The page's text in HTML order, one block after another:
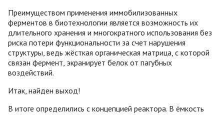
Преимуществом применения иммобилизованных
ферментов в биотехнологии является возможность их
длительного хранения и многократного использования без
риска потери функциональности за счет нарушения
структуры, ведь жёсткая органическая матрица, с которой
связан фермент, экранирует белок от пагубных
воздействий.
Итак, найден выход!
В итоге определились с концепцией реактора. В ёмкость